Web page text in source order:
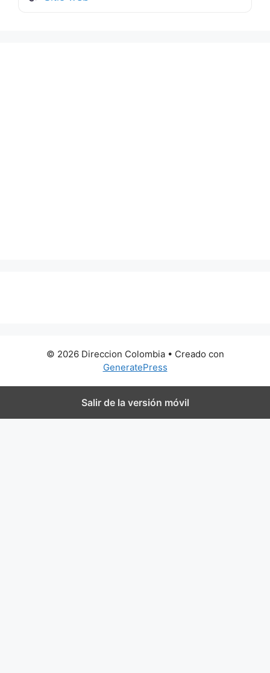
© 2026 Direccion Colombia• Creado con
GeneratePress
Salir de la versión móvil